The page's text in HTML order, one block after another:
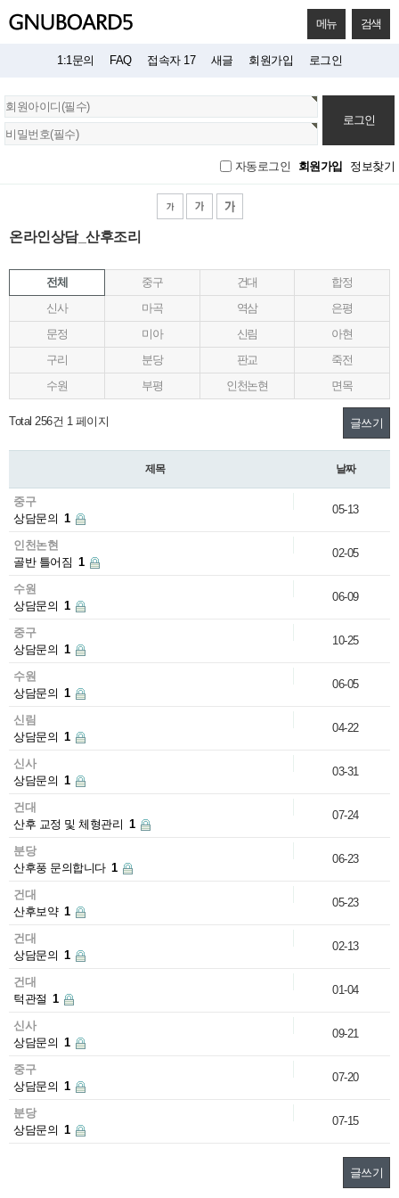
메뉴 검색
1:1문의 FAQ 접속자 17 새글 회원가입 로그인
회
원
로
자동로그인 회원가입 정보찾기
온라인상담_산후조리
전체 중구 건대
합정
신사
마곡 역삼
은평
문정
미아 신림
아현
구리
분당 판교
죽전
수원
부평 인천논현 면목
Total 256건 1 페이지 글쓰기
제목 날짜
중구
상담문의 1
05-13
인천논현
골반 틀어짐 1
02-05
수원
상담문의 1
06-09
중구
상담문의 1
10-25
수원
상담문의 1
06-05
신림
상담문의 1
04-22
신사
상담문의 1
03-31
건대
산후 교정 및 체형관리 1
07-24
분당
산후풍 문의합니다 1
06-23
건대
산후보약 1
05-23
건대
상담문의 1
02-13
건대
턱관절 1
01-04
신사
상담문의 1
09-21
중구
상담문의 1
07-20
분당
상담문의 1
07-15
글쓰기